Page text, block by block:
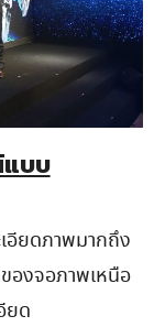
บบ
อียดภาพมากถึง
องจอภาพเหนือ
ยด